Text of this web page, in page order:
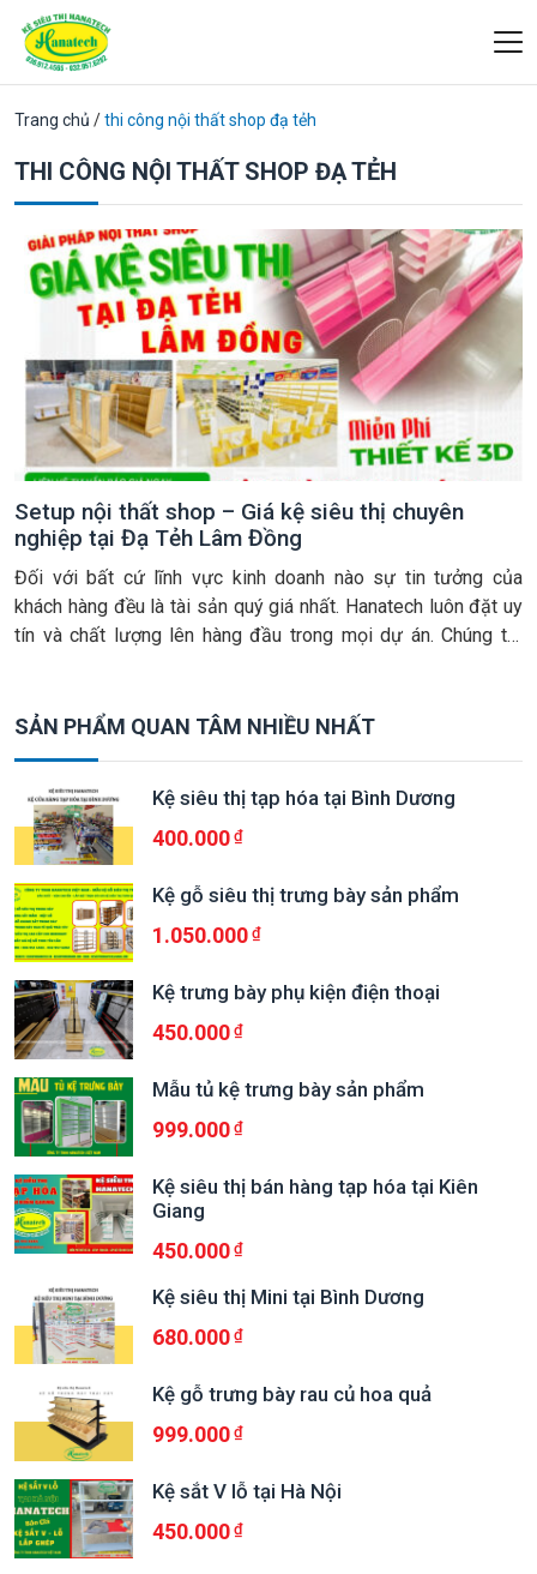
Trang chủ /thi công nội thất shop đạ tẻh
THI CÔNG NỘI THẤT SHOP ĐẠ TẺH
Setup nội thất shop – Giá kệ siêu thị chuyên
nghiệp tại Đạ Tẻh Lâm Đồng
Đối với bất cứ lĩnh vực kinh doanh nào sự tin tưởng của
khách hàng đều là tài sản quý giá nhất. Hanatech luôn đặt uy
tín và chất lượng lên hàng đầu trong mọi dự án. Chúng tôi
SẢN PHẨM QUAN TÂM NHIỀU NHẤT
Kệ siêu thị tạp hóa tại Bình Dương
400.000
Kệ gỗ siêu thị trưng bày sản phẩm
1.050.000
Kệ trưng bày phụ kiện điện thoại
450.000
Mẫu tủ kệ trưng bày sản phẩm
999.000
Kệ siêu thị bán hàng tạp hóa tại Kiên
Giang
450.000
Kệ siêu thị Mini tại Bình Dương
680.000
Kệ gỗ trưng bày rau củ hoa quả
999.000
Kệ sắt V lỗ tại Hà Nội
450.000